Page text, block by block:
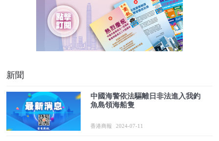
新聞
中國海警依法驅離日非法進入我釣
魚島領海船隻
香港商報 2024-07-11